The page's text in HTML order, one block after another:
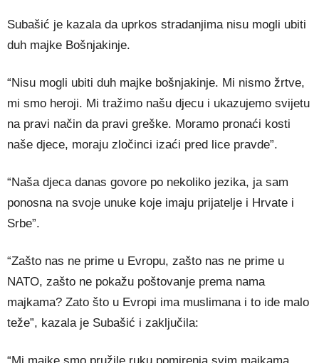
Subašić je kazala da uprkos stradanjima nisu mogli ubiti
duh majke Bošnjakinje.
“Nisu mogli ubiti duh majke bošnjakinje. Mi nismo žrtve,
mi smo heroji. Mi tražimo našu djecu i ukazujemo svijetu
na pravi način da pravi greške. Moramo pronaći kosti
naše djece, moraju zločinci izaći pred lice pravde”.
“Naša djeca danas govore po nekoliko jezika, ja sam
ponosna na svoje unuke koje imaju prijatelje i Hrvate i
Srbe”.
“Zašto nas ne prime u Evropu, zašto nas ne prime u
NATO, zašto ne pokažu poštovanje prema nama
majkama? Zato što u Evropi ima muslimana i to ide malo
teže”, kazala je Subašić i zaključila: